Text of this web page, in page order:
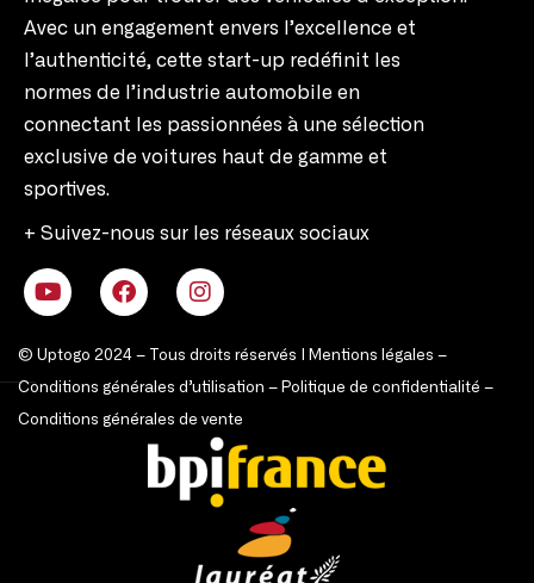
Fondée par deux passionnées d’automobiles,
première Marketplace Automobile Pretium et
Sportive. Leur passion se reflète dans chaque
aspect de leur plate-forme, offrant aux
amateurs et aux collectionneurs une expérience
inégalée pour trouver des véhicules d’exception.
Avec un engagement envers l’excellence et
normes de l’industrie automobile en
connectant les passionnées à une sélection
exclusive de voitures haut de gamme et
+ Suivez-nous sur les réseaux sociaux